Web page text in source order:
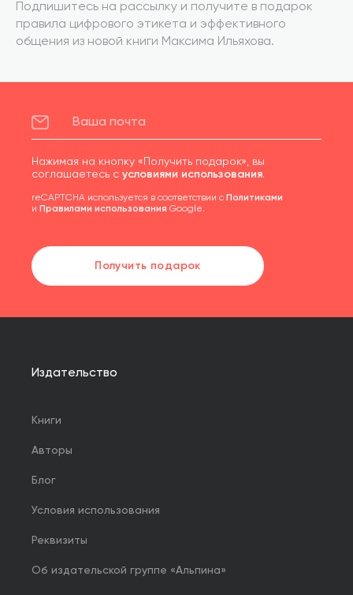
Подпишитесь на рассылку и получите в подарок
правила цифрового этикета и эффективного
общения из новой книги Максима Ильяхова.
Нажимая на кнопку «Получить подарок», вы
соглашаетесь с условиями использования.
reCAPTCHA используется в соответствии с Политиками
и Правилами использования Google.
Получить подарок
Издательство
Книги
Авторы
Блог
Условия использования
Реквизиты
Об издательской группе «Альпина»